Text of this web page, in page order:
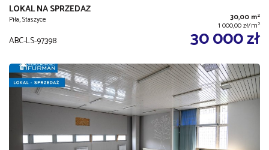
LOKAL NA SPRZEDAŻ
Piła, Staszyce 30,00 m2
1 000,00 zł/m2
ABC-LS-97398 30 000 zł